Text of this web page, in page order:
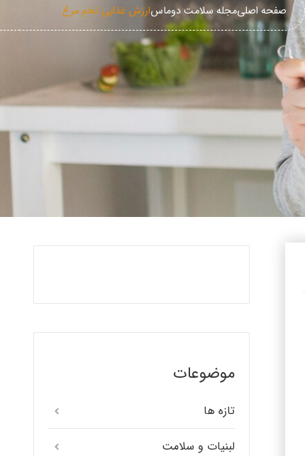
صفحه اصلیمجله سلامت دوماسارزش غذایی تخم مرغ
موضوعات
تازه ها
لبنیات و سلامت